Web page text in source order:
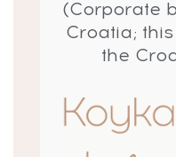
(Corporate
Croatia;
the